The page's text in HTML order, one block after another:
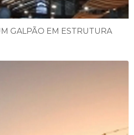
GALPÃO EM ESTRUTURA